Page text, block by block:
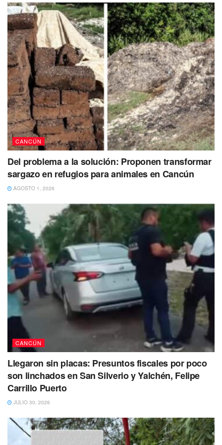
CANCÚN
Del problema a la solución: Proponen transformar
sargazo en refugios para animales en Cancún
AGOSTO 1, 2026
CANCÚN
Llegaron sin placas: Presuntos fiscales por poco
son linchados en San Silverio y Yalchén, Felipe
Carrillo Puerto
JULIO 30, 2026